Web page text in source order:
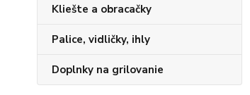
Kliešte a obracačky
Palice, vidličky, ihly
Doplnky na grilovanie